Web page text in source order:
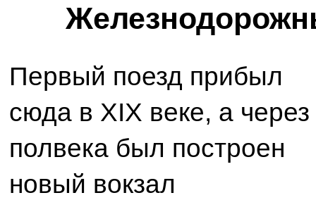
Первый поезд прибыл
сюда в XIX веке, а через
полвека был построен
новый вокзал